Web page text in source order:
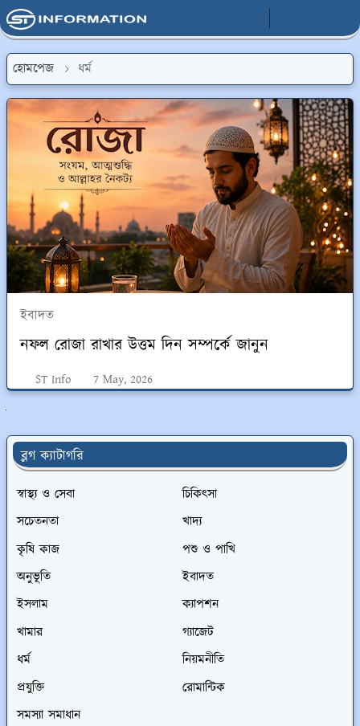
হোমপেজ ধর্ম
ইবাদত
নফল রোজা রাখার উত্তম দিন সম্পর্কে জানুন
ST Info 7 May, 2026
ব্লগ ক্যাটাগরি
স্বাস্থ্য ও সেবা
চিকিৎসা
সচেতনতা
খাদ্য
কৃষি কাজ
পশু ও পাখি
অনুভূতি
ইবাদত
ইসলাম
ক্যাপশন
খামার
গ্যাজেট
ধর্ম
নিয়মনীতি
প্রযুক্তি
রোমান্টিক
সমস্যা সমাধান